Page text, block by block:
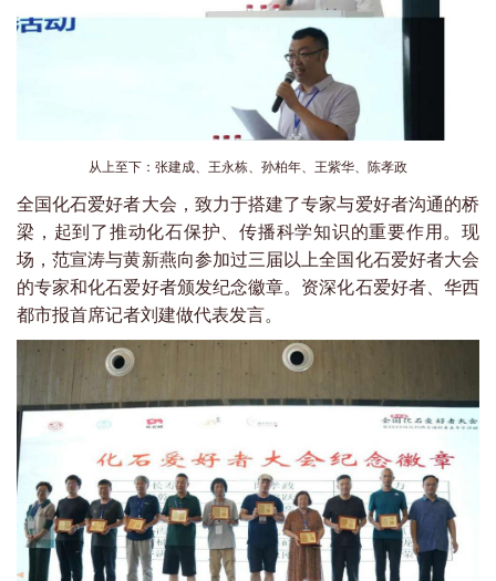
从上至下：张建成、王永栋、孙柏年、王紫华、陈孝政
全国化石爱好者大会，致力于搭建了专家与爱好者沟通的桥
梁，起到了推动化石保护、传播科学知识的重要作用。现
场，范宣涛与黄新燕向参加过三届以上全国化石爱好者大会
的专家和化石爱好者颁发纪念徽章。资深化石爱好者、华西
都市报首席记者刘建做代表发言。